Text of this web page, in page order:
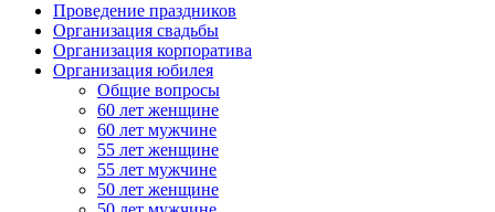
Проведение праздников
Организация свадьбы
Организация корпоратива
Организация юбилея
Общие вопросы
60 лет женщине
60 лет мужчине
55 лет женщине
55 лет мужчине
50 лет женщине